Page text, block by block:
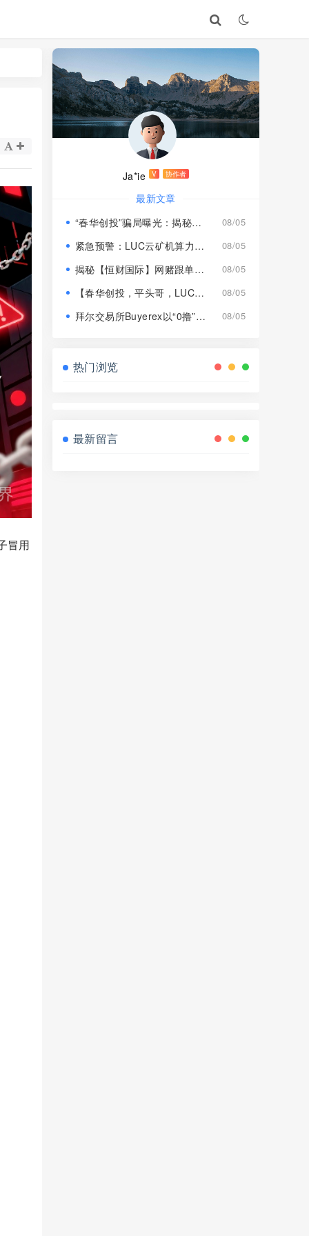
冒用
Ja*ie V 协作者
最新文章
“春华创投”骗局曝光：揭秘项目盘的欺诈手法!
08/05
紧急预警：LUC云矿机算力项目风险激增，高额挖矿收益背后全是套路 08/05
揭秘【恒财国际】网赌跟单盘深度风险预警！ 08/05
【春华创投，平头哥，LUC永久矿机】这3个项目都是骗局！已经收割，速度撤离！ 08/05
拜尔交易所Buyerex以“0撸”为噱头的分红类资金盘骗局，远离！ 08/05
热门浏览
最新留言